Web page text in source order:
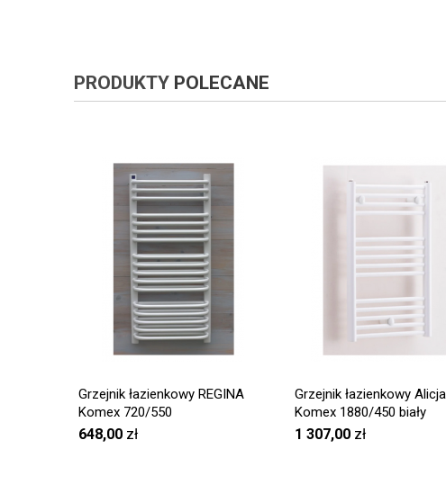
PRODUKTY POLECANE
Grzejnik łazienkowy REGINA
Komex 720/550
648,00 zł
Grzejnik łazienkowy
Komex 1880/450 biały
1 307,00 zł